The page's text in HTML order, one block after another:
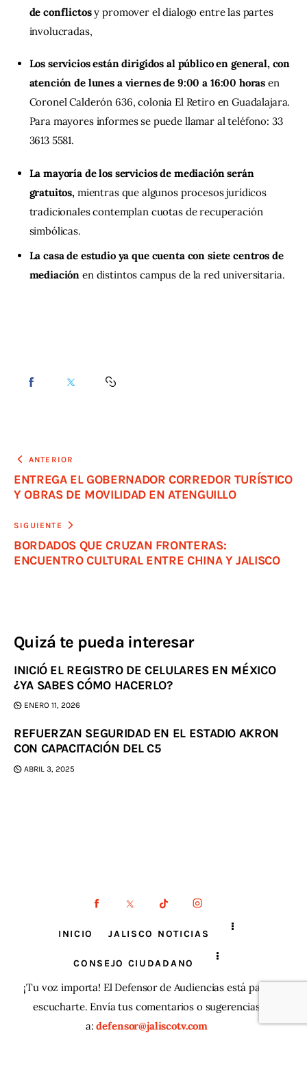
de conflictosy promover el dialogo entre las partes
involucradas,
Los servicios están dirigidos al público en general, con
atención de lunes a viernes de 9:00 a 16:00 horasen
Coronel Calderón 636, colonia El Retiro en Guadalajara.
Para mayores informes se puede llamar al teléfono: 33
3613 5581.
La mayoría de los servicios de mediación serán
gratuitos, mientras que algunos procesos jurídicos
tradicionales contemplan cuotas de recuperación
simbólicas.
La casa de estudio ya que cuenta con siete centros de
mediación en distintos campus de la red universitaria.
ANTERIOR
ENTREGA EL GOBERNADOR CORREDOR TURÍSTICO
Y OBRAS DE MOVILIDAD EN ATENGUILLO
SIGUIENTE
BORDADOS QUE CRUZAN FRONTERAS:
ENCUENTRO CULTURAL ENTRE CHINA Y JALISCO
Quizá te pueda interesar
INICIÓ EL REGISTRO DE CELULARES EN MÉXICO
¿YA SABES CÓMO HACERLO?
ENERO 11, 2026
REFUERZAN SEGURIDAD EN EL ESTADIO AKRON
CON CAPACITACIÓN DEL C5
ABRIL 3, 2025
INICIO JALISCO NOTICIAS
CONSEJO CIUDADANO
¡Tu voz importa! El Defensor de Audiencias está para
escucharte. Envía tus comentarios o sugerencias
a:defensor@jaliscotv.com